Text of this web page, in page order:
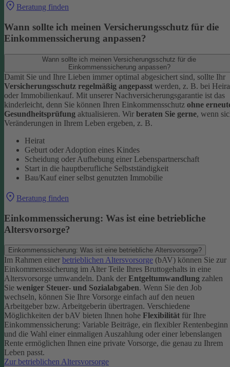
Beratung finden
Wann sollte ich meinen Versicherungsschutz für die
Einkommenssicherung anpassen?
Wann sollte ich meinen Versicherungsschutz für die
Einkommenssicherung anpassen?
Damit Sie und Ihre Lieben immer optimal abgesichert sind, sollte Ihr
Versicherungsschutz regelmäßig angepasst werden, z. B. bei
oder Immobilienkauf. Mit unserer Nachversicherungsgarantie ist das
kinderleicht, denn Sie können Ihren Einkommensschutz ohne
Gesundheitsprüfung aktualisieren. Wir beraten Sie gerne, wenn
Veränderungen in Ihrem Leben ergeben, z. B.
Heirat
Geburt oder Adoption eines Kindes
Scheidung oder Aufhebung einer Lebenspartnerschaft
Start in die hauptberufliche Selbstständigkeit
Bau/Kauf einer selbst genutzten Immobilie
Beratung finden
Einkommenssicherung: Was ist eine betriebliche
Altersvorsorge?
Einkommenssicherung: Was ist eine betriebliche Altersvorsorge?
Im Rahmen einer betrieblichen Altersvorsorge (bAV) können Sie zur
Einkommenssicherung im Alter Teile Ihres Bruttogehalts in eine
Altersvorsorge umwandeln. Dank der Entgeltumwandlung zahlen
Sie weniger Steuer- und Sozialabgaben. Wenn Sie den Job
wechseln, können Sie Ihre Vorsorge einfach auf den neuen
Arbeitgeber bzw. Arbeitgeberin übertragen. Verschiedene
Möglichkeiten der bAV bieten Ihnen hohe Flexibilität für Ihre
Einkommenssicherung: Variable Beiträge, ein flexibler Rentenbeginn
und die Wahl einer einmaligen Auszahlung oder einer lebenslangen
Rente ermöglichen Ihnen eine private Vorsorge, die genau zu Ihrem
Leben passt.
Zur betrieblichen Altersvorsorge